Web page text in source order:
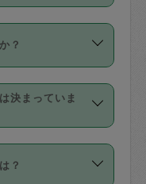
います。
ます。
。プロフィー
かなくても大
カード（Vプ
は支払にはご利
していませ
定期（毎週｜
の依頼は「ス
ご利用できま
ていない代わ
ンセルは有償
？
発生し、依頼
支払いとなり
頼の詳細」に
決まっていま
ずれも１回あ
？